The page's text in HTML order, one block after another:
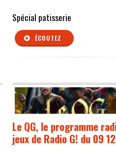
Spécial patisserie
ÉCOUTEZ
Le QG, le programme
jeux de Radio G! du 09